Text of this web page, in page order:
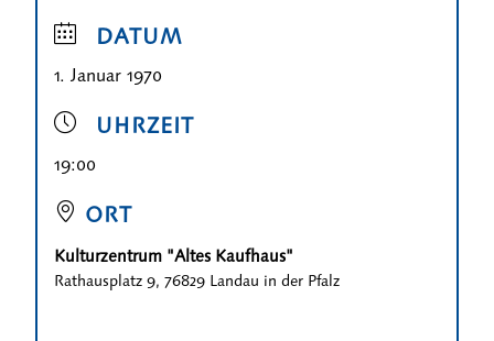
DATUM
1. Januar 1970
UHRZEIT
19:00
ORT
Kulturzentrum "Altes Kaufhaus"
Rathausplatz 9, 76829 Landau in der Pfalz